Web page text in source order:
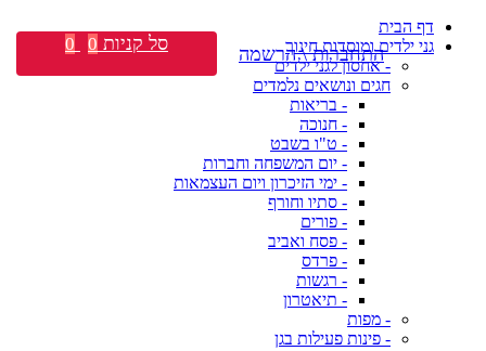
דף הבית
גני ילדים ומוסדות חינוך
- אחסון לגני ילדים
חגים ונושאים נלמדים
- בריאות
- חנוכה
- ט"ו בשבט
- יום המשפחה וחברות
- ימי הזיכרון ויום העצמאות
- סתיו וחורף
- פורים
- פסח ואביב
- פרדס
- רגשות
- תיאטרון
- מפות
- פינות פעילות בגן
התחברות \ הרשמה סל קניות 0
0